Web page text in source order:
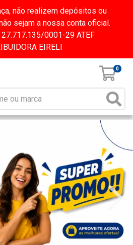
não realizem depósitos ou
sejam a nossa conta oficial.
0001-29 ATEF
EIRELI
0